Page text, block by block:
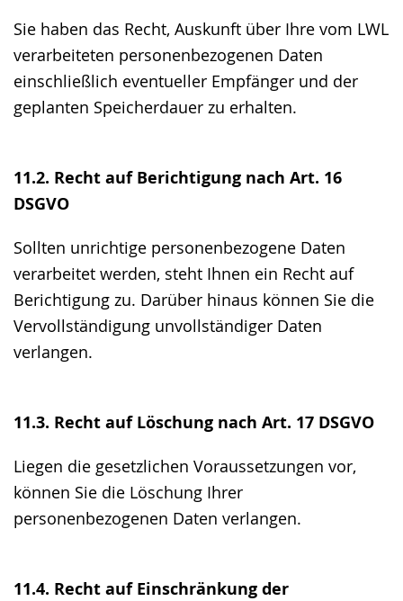
Sie haben das Recht, Auskunft über Ihre vom LWL
verarbeiteten personenbezogenen Daten
einschließlich eventueller Empfänger und der
geplanten Speicherdauer zu erhalten.
11.2. Recht auf Berichtigung nach Art. 16
DSGVO
Sollten unrichtige personenbezogene Daten
verarbeitet werden, steht Ihnen ein Recht auf
Berichtigung zu. Darüber hinaus können Sie die
Vervollständigung unvollständiger Daten
verlangen.
11.3. Recht auf Löschung nach Art. 17 DSGVO
Liegen die gesetzlichen Voraussetzungen vor,
können Sie die Löschung Ihrer
personenbezogenen Daten verlangen.
11.4. Recht auf Einschränkung der